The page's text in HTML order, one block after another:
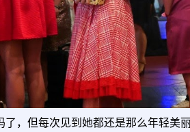
，但每次见到她都还是那么年轻美丽